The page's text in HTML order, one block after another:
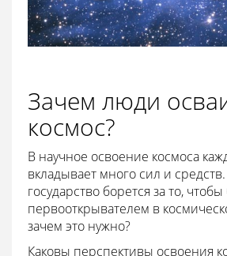
Зачем люди
космос?
В научное освоение космоса
вкладывает много сил и
государство борется за то,
первооткрывателем в
зачем это нужно?
Каковы перспективы освоения